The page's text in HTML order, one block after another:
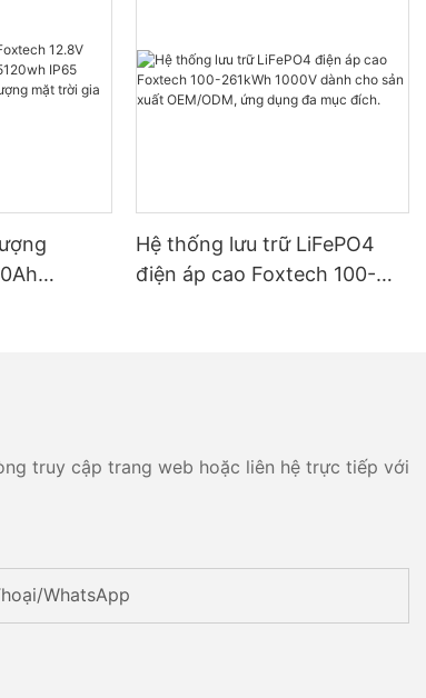
Hệ thống lưu trữ LiFePO4
điện áp cao Foxtech 100-
truy cập trang web hoặc liên hệ trực tiếp với
WhatsApp